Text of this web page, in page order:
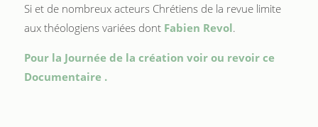
Si et de nombreux acteurs Chrétiens de la revue limite
aux théologiens variées dont Fabien Revol.
Pour la Journée de la création voir ou revoir ce
Documentaire .